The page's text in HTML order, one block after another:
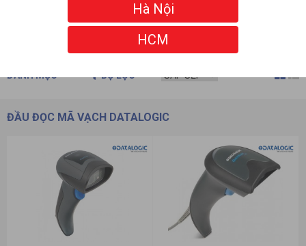
DANH MỤC BỘ LỌC
ĐẦU ĐỌC MÃ VẠCH DATALOGIC
Hà Nội
HCM